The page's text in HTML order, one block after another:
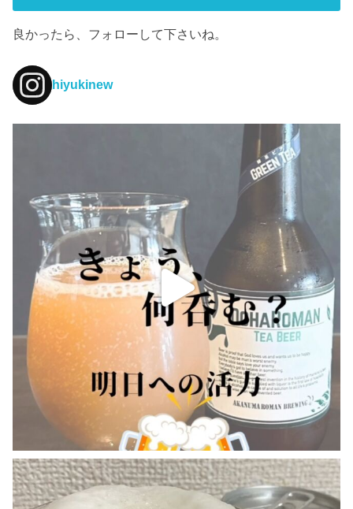
良かったら、フォローして下さいね。
hiyukinew